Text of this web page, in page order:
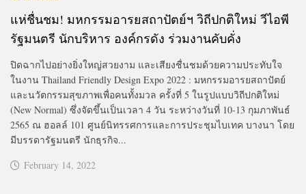
แห่ชื่นชม! มหกรรมอารยสถาปัตย์ฯ วิถีปกติใหม่ วีไอพี
รัฐมนตรี นักบริหาร องค์กรดัง ร่วมงานคับคั่ง
ปิดฉากไปอย่างยิ่งใหญ่สวยงาม และเสียงชื่นชมด้วยความประทับใจ
ในงาน Thailand Friendly Design Expo 2022 : มหกรรมอารยสถาปัตย์
และนวัตกรรมสุขภาพเพื่อคนทั้งมวล ครั้งที่ 5 ในรูปแบบวิถีปกติใหม่
(New Normal) ซึ่งจัดขึ้นเป็นเวลา 4 วัน ระหว่างวันที่ 10-13 กุมภาพันธ์
2565 ณ ฮอลล์ 101 ศูนย์นิทรรศการและการประชุมไบเทค บางนา โดย
มีบรรดารัฐมนตรี นักธุรกิจ...
February 14, 2022